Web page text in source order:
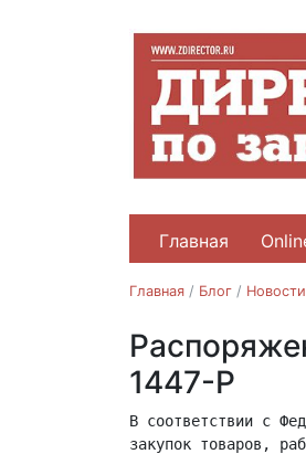
Главная
Главная / Блог / Новости
Новости
1447-Р
20.07.2018
В соответствии с
закупок товаров,